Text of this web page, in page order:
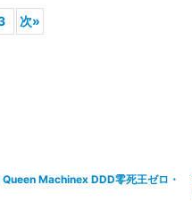
次»
Machinex DDD零死王ゼロ・